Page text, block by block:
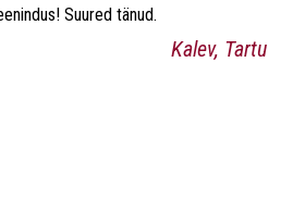
Suured tänud.
Kalev, Tartu